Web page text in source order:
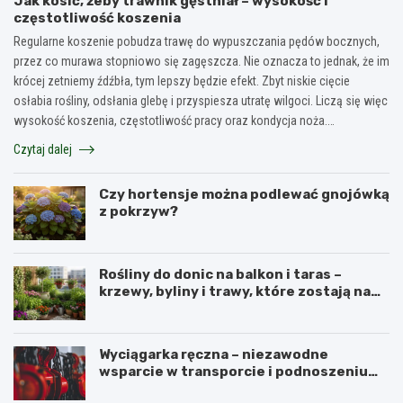
częstotliwość koszenia
Regularne koszenie pobudza trawę do wypuszczania pędów bocznych,
przez co murawa stopniowo się zagęszcza. Nie oznacza to jednak, że im
krócej zetniemy źdźbła, tym lepszy będzie efekt. Zbyt niskie cięcie
osłabia rośliny, odsłania glebę i przyspiesza utratę wilgoci. Liczą się więc
wysokość koszenia, częstotliwość pracy oraz kondycja noża.…
Czytaj dalej
Czy hortensje można podlewać gnojówką
z pokrzyw?
Rośliny do donic na balkon i taras –
krzewy, byliny i trawy, które zostają na
Wyciągarka ręczna – niezawodne
wsparcie w transporcie i podnoszeniu